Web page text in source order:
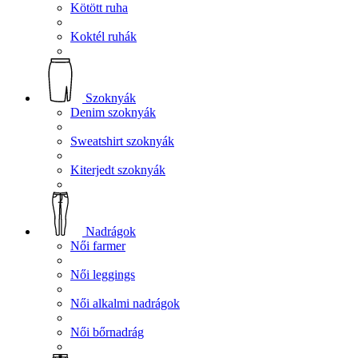
Kötött ruha
Koktél ruhák
Szoknyák
Denim szoknyák
Sweatshirt szoknyák
Kiterjedt szoknyák
Nadrágok
Női farmer
Női leggings
Női alkalmi nadrágok
Női bőrnadrág